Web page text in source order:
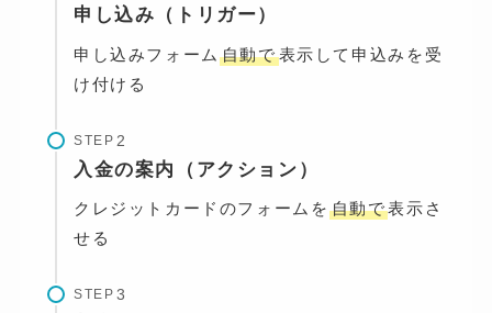
申し込み（トリガー）
申し込みフォーム 自動で表示して申込みを受
け付ける
STEP
入金の案内（アクション）
クレジットカードのフォームを 自動で表示さ
せる
STEP